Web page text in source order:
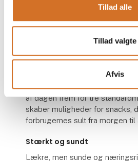
Tillad alle
Tillad valgte
Afvis
snacks. For at imødekomme
sunde og nærende snacks i
Små måltider
Næsten to tredjedele af
plan foretrækker at spise
af dagen frem for tre
skaber muligheder for snacks,
forbrugernes sult fra morgen til
Stærkt og sundt
Lækre, men sunde og